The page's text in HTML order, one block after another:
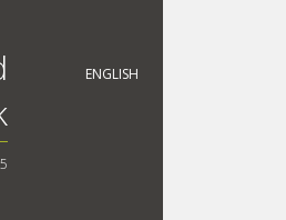
ENGLISH